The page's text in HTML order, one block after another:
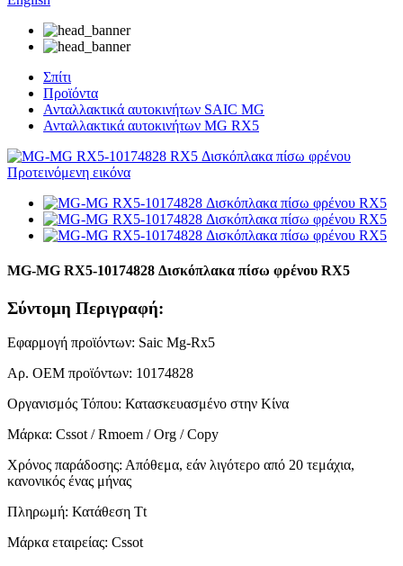
Σπίτι
Προϊόντα
Ανταλλακτικά αυτοκινήτων SAIC MG
Ανταλλακτικά αυτοκινήτων MG RX5
MG-MG RX5-10174828 Δισκόπλακα πίσω φρένου RX5
Σύντομη Περιγραφή:
Εφαρμογή προϊόντων: Saic Mg-Rx5
Αρ. ΟΕΜ προϊόντων: 10174828
Οργανισμός Τόπου: Κατασκευασμένο στην Κίνα
Μάρκα: Cssot / Rmoem / Org / Copy
Χρόνος παράδοσης: Απόθεμα, εάν λιγότερο από 20 τεμάχια,
κανονικός ένας μήνας
Πληρωμή: Κατάθεση Tt
Μάρκα εταιρείας: Cssot